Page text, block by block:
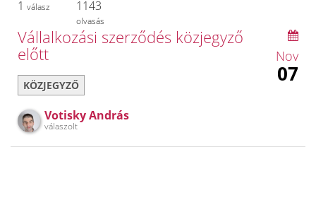
1 válasz 1143
olvasás
Vállalkozási szerződés közjegyző
előtt
KÖZJEGYZŐ
Votisky András
válaszolt
Nov
07